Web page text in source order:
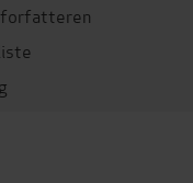
forfatteren